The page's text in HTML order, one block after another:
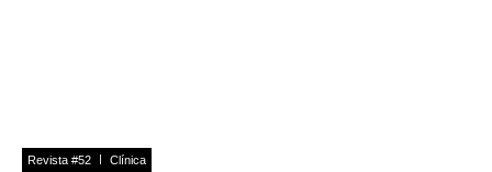
Revista #52 Clínica